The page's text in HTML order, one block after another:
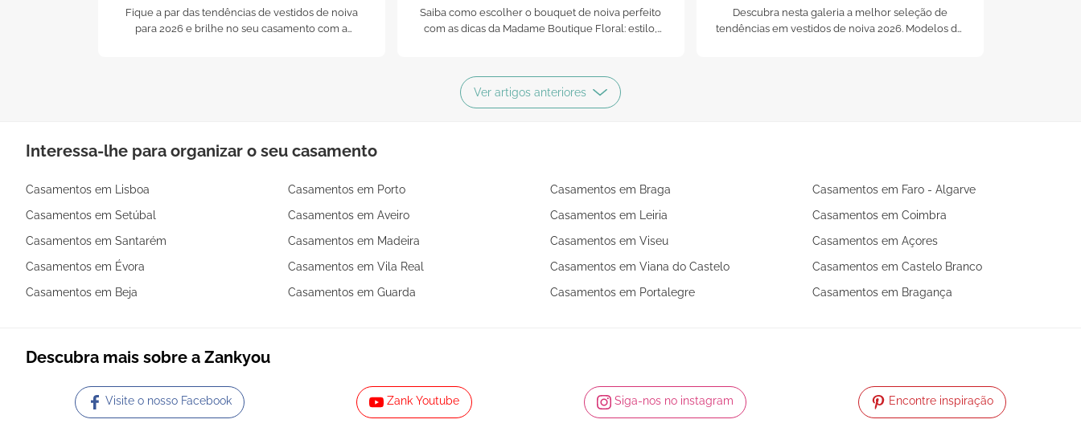
Fique a par das tendências de vestidos de noiva
para 2026 e brilhe no seu casamento com a
Saiba como escolher o bouquet de noiva perfeito
com as dicas da Madame Boutique Floral: estilo,
Descubra nesta galeria a melhor seleção de
tendências em vestidos de noiva 2026. Modelos de
Ver artigos anteriores
Interessa-lhe para organizar o seu casamento
Casamentos em Lisboa Casamentos em Porto Casamentos em Braga
Casamentos em Faro - Algarve
Casamentos em Setúbal
Casamentos em Aveiro Casamentos em Leiria
Casamentos em Coimbra
Casamentos em Santarém
Casamentos em Madeira Casamentos em Viseu
Casamentos em Açores
Casamentos em Évora
Casamentos em Vila Real Casamentos em Viana do Castelo
Casamentos em Castelo Branco
Casamentos em Beja
Casamentos em Guarda Casamentos em Portalegre Casamentos em Bragança
Descubra mais sobre a Zankyou
Visite o nosso Facebook Zank Youtube Siga-nos no instagram Encontre inspiração